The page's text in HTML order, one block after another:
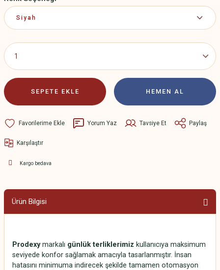
SEPETE EKLE HEMEN AL
Yorum Yaz Tavsiye Et Paylaş
Karşılaştır
Kargo bedava
Ürün Bilgisi
Prodexymarkalı günlük terliklerimiz kullanıcıya maksimum
seviyede konfor sağlamak amacıyla tasarlanmıştır. İnsan
hatasını minimuma indirecek şekilde tamamen otomasyon